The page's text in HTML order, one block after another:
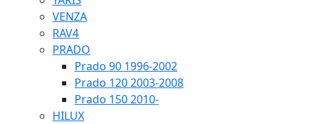
VENZA
RAV4
PRADO
Prado 90 1996-2002
Prado 120 2003-2008
Prado 150 2010-
HILUX